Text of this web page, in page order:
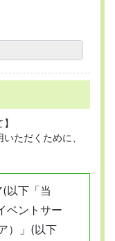
ただくために、
以下「当
ベントサー
）」(以下